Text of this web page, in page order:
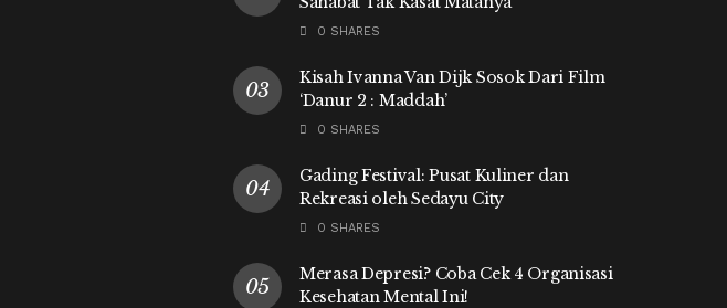
0 SHARES
Kisah Ivanna Van Dijk Sosok Dari Film
‘Danur 2 : Maddah’
0 SHARES
Gading Festival: Pusat Kuliner dan
Rekreasi oleh Sedayu City
0 SHARES
Merasa Depresi? Coba Cek 4 Organisasi
Kesehatan Mental Ini!